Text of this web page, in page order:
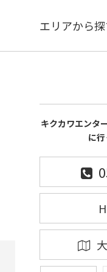
エリアから
キクカワエンタ
に